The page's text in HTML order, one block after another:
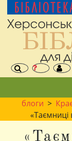
блоги >
«Таємниці